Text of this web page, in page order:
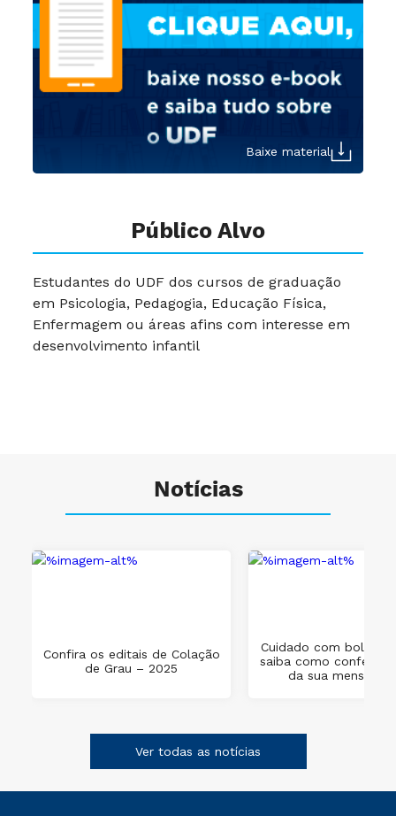
Baixe material
Público Alvo
Estudantes do UDF dos cursos de graduação
em Psicologia, Pedagogia, Educação Física,
Enfermagem ou áreas afins com interesse em
desenvolvimento infantil
Notícias
Confira os editais de Colação
de Grau – 2025
Cuidado com boletos
saiba como conferir
da sua
Ver todas as notícias